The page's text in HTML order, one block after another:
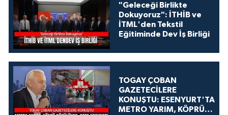
"Geleceği Birlikte
Dokuyoruz": İTHİB ve
İTML'den Tekstil
Eğitiminde Dev İş Birliği
TOGAY ÇOBAN
GAZETECİLERE
KONUŞTU: ESENYURT'TA
METRO YARIM, KÖPRÜ